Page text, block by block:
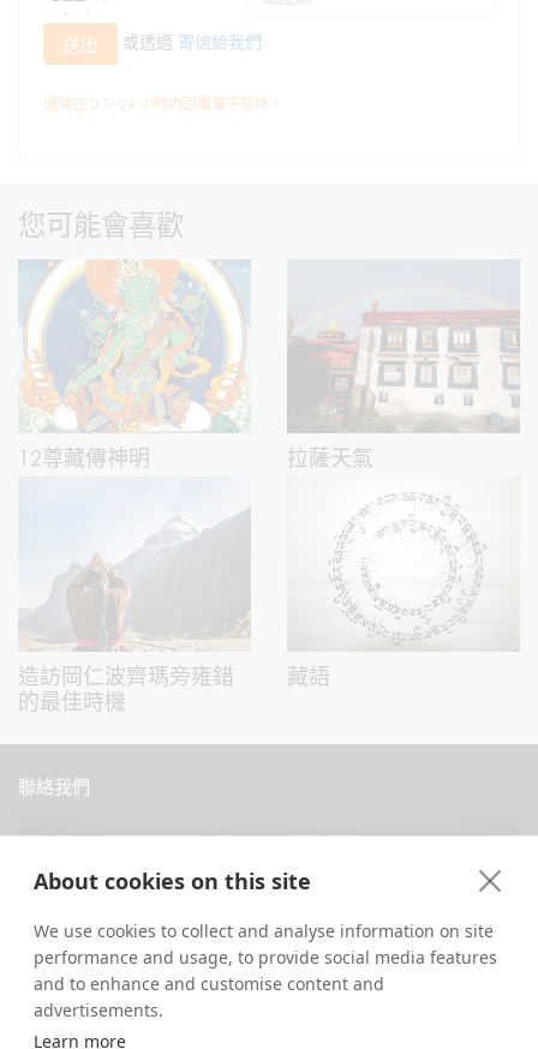
About cookies on this site
We use cookies to collect and analyse information on site
performance and usage, to provide social media features
and to enhance and customise content and
advertisements.
Learn more
送出 或透過 寄信給我們
通常在 0.5~24 小時內回覆電子郵件。
您可能會喜歡
12尊藏傳神明 拉薩天氣
造訪岡仁波齊瑪旁雍錯
的最佳時機
藏語
聯絡我們
中國西藏拉薩當惹路8號 Dava 私人會館
+86 18583346229
inquiry@greattibettour.com
跟我們連絡